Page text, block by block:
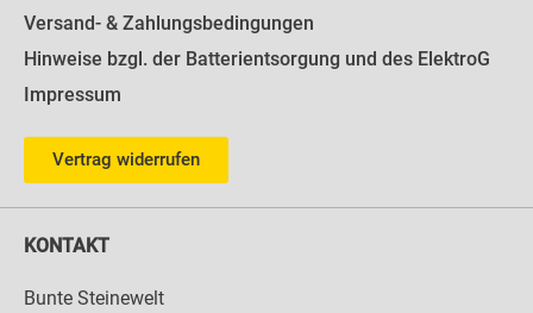
Versand- & Zahlungsbedingungen
Hinweise bzgl. der Batterientsorgung und des ElektroG
Impressum
Vertrag widerrufen
KONTAKT
Bunte Steinewelt